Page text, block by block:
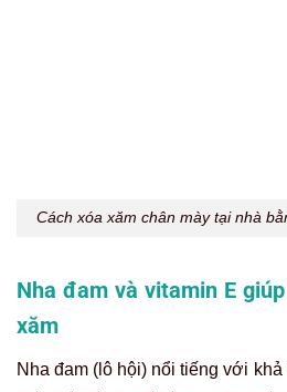
Xóa xăm chân mày tại nhà
Tẩy mực xăm với chuối